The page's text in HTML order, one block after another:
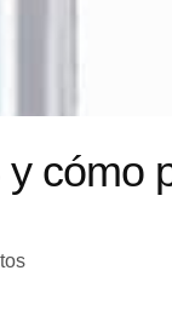
cómo